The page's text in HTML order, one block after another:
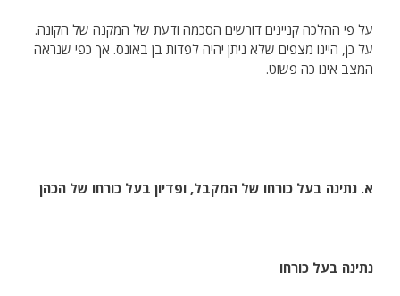
על פי ההלכה קניינים דורשים הסכמה ודעת של המקנה של הקונה.
על כן, היינו מצפים שלא ניתן יהיה לפדות בן באונס. אך כפי שנראה
המצב אינו כה פשוט.
א. נתינה בעל כורחו של המקבל, ופדיון בעל כורחו של הכהן
נתינה בעל כורחו